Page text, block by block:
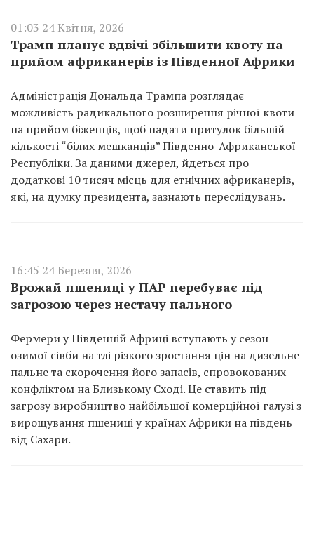
01:03 24 Квітня, 2026
Трамп планує вдвічі збільшити квоту на
прийом африканерів із Південної Африки
Адміністрація Дональда Трампа розглядає
можливість радикального розширення річної квоти
на прийом біженців, щоб надати притулок більшій
кількості “білих мешканців” Південно-Африканської
Республіки. За даними джерел, йдеться про
додаткові 10 тисяч місць для етнічних африканерів,
які, на думку президента, зазнають переслідувань.
16:45 24 Березня, 2026
Врожай пшениці у ПАР перебуває під
загрозою через нестачу пального
Фермери у Південній Африці вступають у сезон
озимої сівби на тлі різкого зростання цін на дизельне
пальне та скорочення його запасів, спровокованих
конфліктом на Близькому Сході. Це ставить під
загрозу виробництво найбільшої комерційної галузі з
вирощування пшениці у країнах Африки на південь
від Сахари.